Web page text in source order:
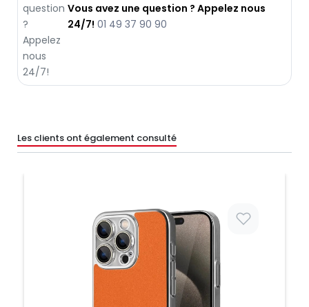
Vous avez une question ? Appelez nous
24/7! 01 49 37 90 90
Les clients ont également consulté